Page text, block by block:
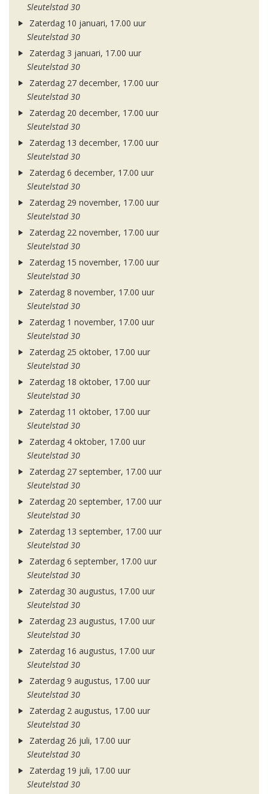
Sleutelstad 30
Zaterdag 10 januari, 17.00 uur
Sleutelstad 30
Zaterdag 3 januari, 17.00 uur
Sleutelstad 30
Zaterdag 27 december, 17.00 uur
Sleutelstad 30
Zaterdag 20 december, 17.00 uur
Sleutelstad 30
Zaterdag 13 december, 17.00 uur
Sleutelstad 30
Zaterdag 6 december, 17.00 uur
Sleutelstad 30
Zaterdag 29 november, 17.00 uur
Sleutelstad 30
Zaterdag 22 november, 17.00 uur
Sleutelstad 30
Zaterdag 15 november, 17.00 uur
Sleutelstad 30
Zaterdag 8 november, 17.00 uur
Sleutelstad 30
Zaterdag 1 november, 17.00 uur
Sleutelstad 30
Zaterdag 25 oktober, 17.00 uur
Sleutelstad 30
Zaterdag 18 oktober, 17.00 uur
Sleutelstad 30
Zaterdag 11 oktober, 17.00 uur
Sleutelstad 30
Zaterdag 4 oktober, 17.00 uur
Sleutelstad 30
Zaterdag 27 september, 17.00 uur
Sleutelstad 30
Zaterdag 20 september, 17.00 uur
Sleutelstad 30
Zaterdag 13 september, 17.00 uur
Sleutelstad 30
Zaterdag 6 september, 17.00 uur
Sleutelstad 30
Zaterdag 30 augustus, 17.00 uur
Sleutelstad 30
Zaterdag 23 augustus, 17.00 uur
Sleutelstad 30
Zaterdag 16 augustus, 17.00 uur
Sleutelstad 30
Zaterdag 9 augustus, 17.00 uur
Sleutelstad 30
Zaterdag 2 augustus, 17.00 uur
Sleutelstad 30
Zaterdag 26 juli, 17.00 uur
Sleutelstad 30
Zaterdag 19 juli, 17.00 uur
Sleutelstad 30